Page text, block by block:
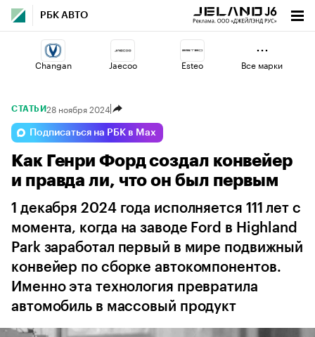
РБК АВТО
Changan Jaecoo Esteo
Haval Volga
Omoda Voyah Lada
Все марки
СТАТЬИ28 ноября 2024
Подписаться на РБК в Max
Как Генри Форд создал конвейер
и правда ли, что он был первым
1 декабря 2024 года исполняется 111 лет с
момента, когда на заводе Ford в Highland
Park заработал первый в мире подвижный
конвейер по сборке автокомпонентов.
Именно эта технология превратила
автомобиль в массовый продукт